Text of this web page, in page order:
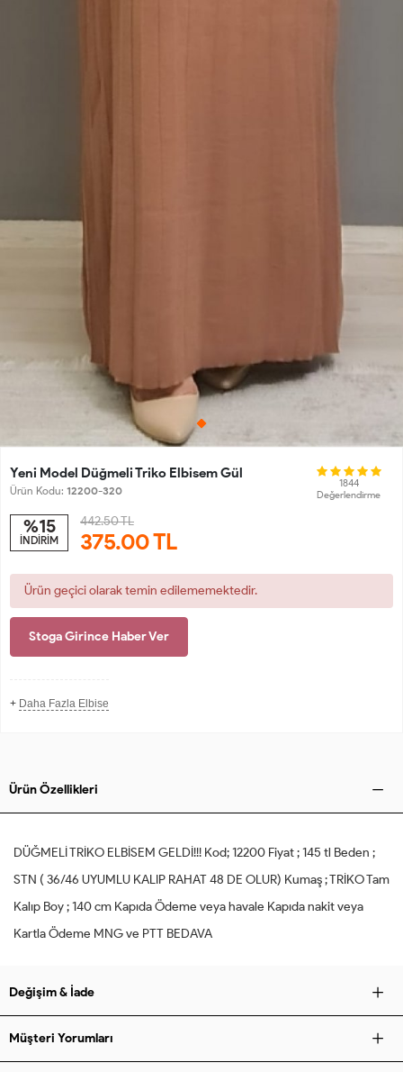
Yeni Model Düğmeli Triko Elbisem Gül
Ürün Kodu: 12200-320
1844
Değerlendirme
%15
İNDİRİM
442.50 TL
375.00TL
Ürün geçici olarak temin edilememektedir.
Stoga Girince Haber Ver
+ Daha Fazla Elbise
Ürün Özellikleri
DÜĞMELİ TRİKO ELBİSEM GELDİ!!! Kod; 12200 Fiyat ; 145 tl Beden ;
STN ( 36/46 UYUMLU KALIP RAHAT 48 DE OLUR) Kumaş ; TRİKO Tam
Kalıp Boy ; 140 cm Kapıda Ödeme veya havale Kapıda nakit veya
Kartla Ödeme MNG ve PTT BEDAVA
Değişim & İade
Müşteri Yorumları